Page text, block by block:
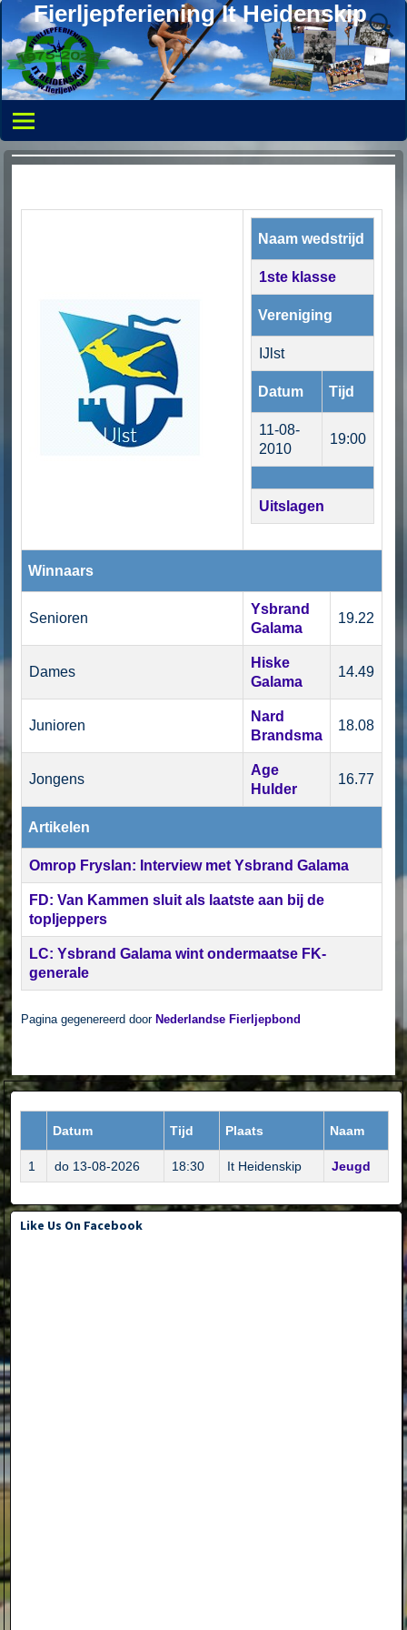
Fierljepferiening It Heidenskip
Naam wedstrijd
1ste klasse
Vereniging
IJlst
Datum Tijd
11-08-
2010
19:00
Uitslagen
Winnaars
Senioren
Ysbrand
Galama
19.22
Dames
Hiske
Galama
14.49
Junioren
Nard
Brandsma
18.08
Jongens
Age
Hulder
16.77
Artikelen
Omrop Fryslan: Interview met Ysbrand Galama
FD: Van Kammen sluit als laatste aan bij de
topljeppers
LC: Ysbrand Galama wint ondermaatse FK-
generale
Pagina gegenereerd door Nederlandse Fierljepbond
Datum Tijd Plaats Naam
1 do 13-08-2026 18:30 It Heidenskip Jeugd
Like Us On Facebook